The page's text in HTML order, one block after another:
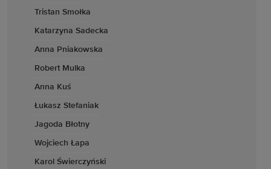
Tristan Smołka
Katarzyna Sadecka
Anna Pniakowska
Robert Mulka
Anna Kuś
Łukasz Stefaniak
Jagoda Błotny
Wojciech Łapa
Karol Świerczyński